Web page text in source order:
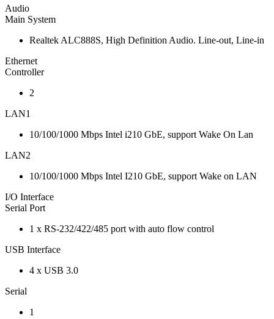
Audio
Main System
Realtek ALC888S, High Definition Audio. Line-out, Line-in
Ethernet
Controller
2
LAN1
10/100/1000 Mbps Intel i210 GbE, support Wake On Lan
LAN2
10/100/1000 Mbps Intel I210 GbE, support Wake on LAN
I/O Interface
Serial Port
1 x RS-232/422/485 port with auto flow control
USB Interface
4 x USB 3.0
Serial
1